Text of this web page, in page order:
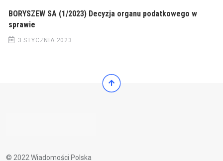
BORYSZEW SA (1/2023) Decyzja organu podatkowego w
sprawie
3 STYCZNIA 2023
© 2022 Wiadomości Polska